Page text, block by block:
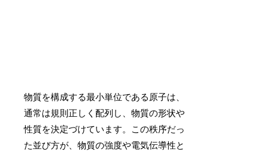
物質を構成する最小単位である原子は、
通常は規則正しく配列し、物質の形状や
性質を決定づけています。この秩序だっ
た並び方が、物質の強度や電気伝導性と